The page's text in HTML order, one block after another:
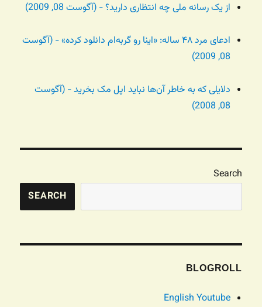
از یک رسانه ملی چه انتظاری دارید؟ - (آگوست 08, 2009)
ادعای مرد ۴۸ ساله: «اینا رو گربه‌ام دانلود کرده» - (آگوست
08, 2009)
دلایلی که به خاطر آن‌ها نباید اپل مک بخرید - (آگوست
08, 2008)
Search
SEARCH
BLOGROLL
English Youtube